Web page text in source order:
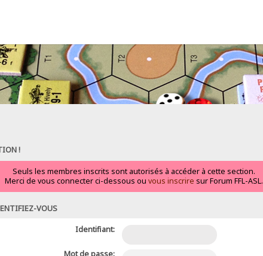
!
Seuls les membres inscrits sont autorisés à accéder à cette section.
Merci de vous connecter ci-dessous ou vous inscrire sur Forum FFL-ASL.
VOUS
Identifiant:
Mot de passe: